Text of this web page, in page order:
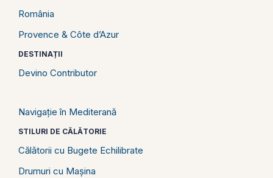
România
Provence & Côte d’Azur
DESTINAȚII
Devino Contributor
Navigație în Mediterană
STILURI DE CĂLĂTORIE
Călătorii cu Bugete Echilibrate
Drumuri cu Mașina